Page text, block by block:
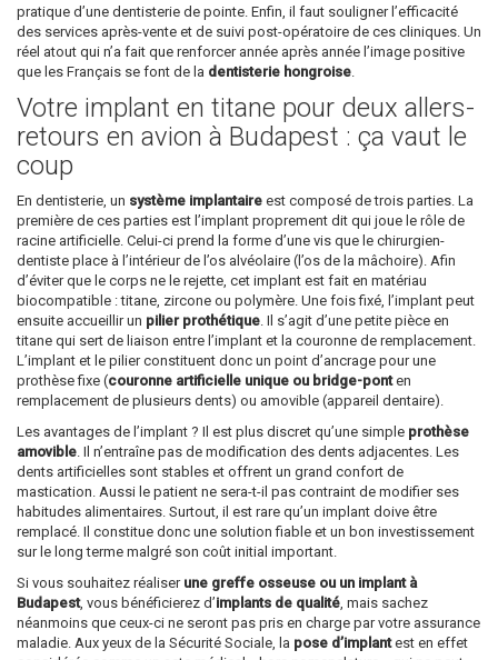
pratique d’une dentisterie de pointe. Enfin, il faut souligner l’efficacité
des services après-vente et de suivi post-opératoire de ces cliniques. Un
réel atout qui n’a fait que renforcer année après année l’image positive
que les Français se font de la dentisterie hongroise.
Votre implant en titane pour deux allers-
retours en avion à Budapest : ça vaut le
coup
En dentisterie, un système implantaire est composé de trois parties. La
première de ces parties est l’implant proprement dit qui joue le rôle de
racine artificielle. Celui-ci prend la forme d’une vis que le chirurgien-
dentiste place à l’intérieur de l’os alvéolaire (l’os de la mâchoire). Afin
d’éviter que le corps ne le rejette, cet implant est fait en matériau
biocompatible : titane, zircone ou polymère. Une fois fixé, l’implant peut
ensuite accueillir un pilier prothétique. Il s’agit d’une petite pièce en
titane qui sert de liaison entre l’implant et la couronne de remplacement.
L’implant et le pilier constituent donc un point d’ancrage pour une
prothèse fixe (couronne artificielle unique ou bridge-ponten
remplacement de plusieurs dents) ou amovible (appareil dentaire).
Les avantages de l’implant ? Il est plus discret qu’une simple prothèse
amovible. Il n’entraîne pas de modification des dents adjacentes. Les
dents artificielles sont stables et offrent un grand confort de
mastication. Aussi le patient ne sera-t-il pas contraint de modifier ses
habitudes alimentaires. Surtout, il est rare qu’un implant doive être
remplacé. Il constitue donc une solution fiable et un bon investissement
sur le long terme malgré son coût initial important.
Si vous souhaitez réaliser une greffe osseuse ou un implant à
Budapest, vous bénéficierez d’implants de qualité, mais sachez
néanmoins que ceux-ci ne seront pas pris en charge par votre assurance
maladie. Aux yeux de la Sécurité Sociale, la pose d’implantest en effet